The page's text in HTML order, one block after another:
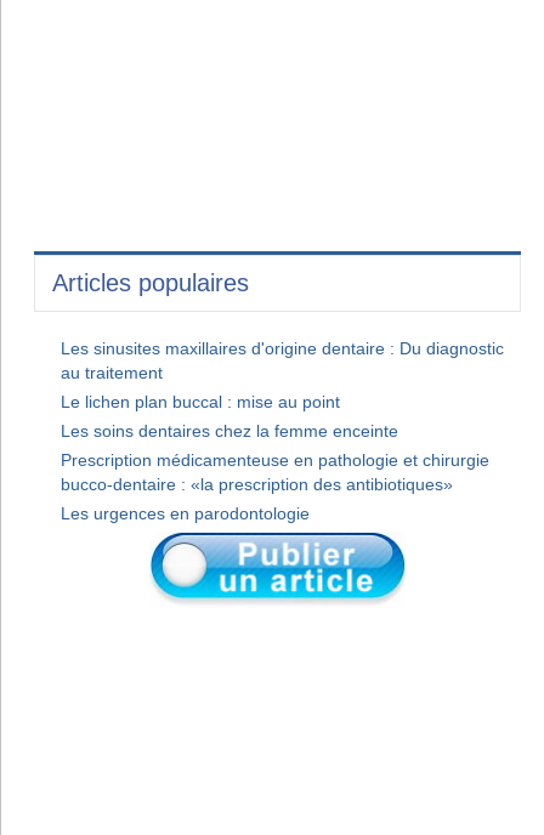
Articles populaires
Les sinusites maxillaires d'origine dentaire : Du diagnostic
au traitement
Le lichen plan buccal : mise au point
Les soins dentaires chez la femme enceinte
Prescription médicamenteuse en pathologie et chirurgie
bucco-dentaire : «la prescription des antibiotiques»
Les urgences en parodontologie